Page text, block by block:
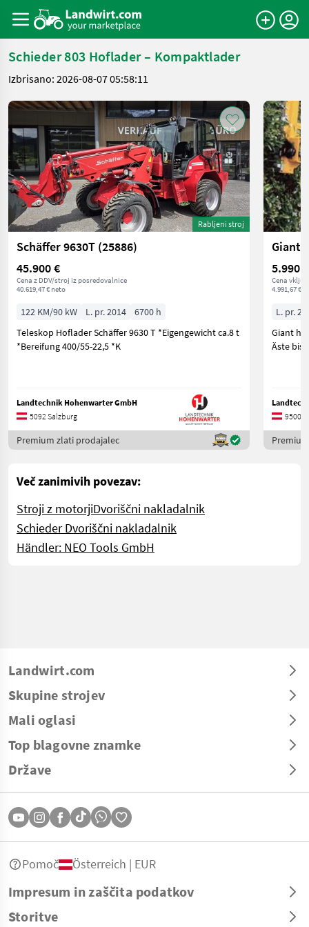
Schieder 803 Hoflader – Kompaktlader
Izbrisano: 2026-08-07 05:58:11
Rabljeni stroj
Schäffer 9630T (25886)
45.900 €
Cena z DDV/stroj iz posredovalnice
40.619,47 € neto
122 KM/90 kW L. pr. 2014
6700 h
Teleskop Hoflader Schäffer 9630 T *Eigengewicht ca.8 t
*Bereifung 400/55-22,5 *K
Landtechnik Hohenwarter GmbH
5092 Salzburg
Premium zlati prodajalec
Giant
5.990 €
Cena
4.991,67 €
L. pr.
Giant
Äste bis
9500
Več zanimivih povezav:
Stroji z motorjiDvoriščni nakladalnik
Schieder Dvoriščni nakladalnik
Händler: NEO Tools GmbH
Landwirt.com
Skupine strojev
Mali oglasi
Top blagovne znamke
Države
Impresum in zaščita podatkov
Storitve
Pomoč Österreich | EUR